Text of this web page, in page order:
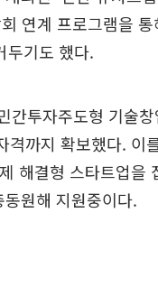
연계 프로그램을
두기도 했다.
간투자주도형 기술
격까지 확보했다. 이
해결형 스타트업을
원해 지원중이다.